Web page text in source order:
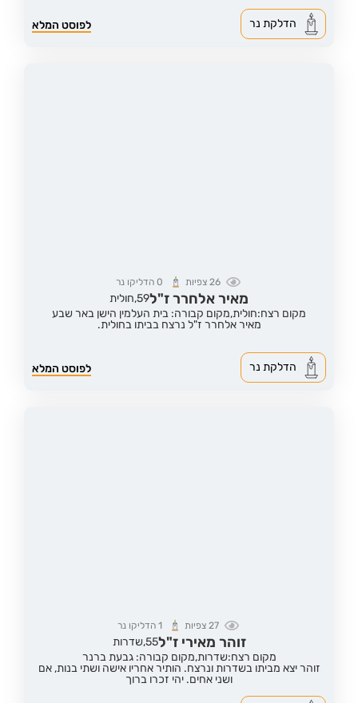
לפוסט המלא הדלקת נר
26 צפיות 0הדליקו נר
מאיר אלחרר ז"ל59, חולית
מקום רצח:חולית,מקום קבורה: בית העלמין הישן באר שבע
מאיר אלחרר ז"ל נרצח בביתו בחולית.
לפוסט המלא הדלקת נר
27 צפיות 1הדליקו נר
זוהר מאירי ז"ל55, שדרות
מקום רצח:שדרות,מקום קבורה: גבעת ברנר
זוהר יצא מביתו בשדרות ונרצח. הותיר אחריו אישה ושתי בנות, אם
ושני אחים. יהי זכרו ברוך